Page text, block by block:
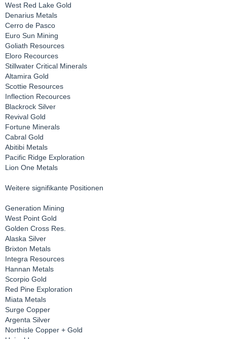
West Red Lake Gold
Denarius Metals
Cerro de Pasco
Euro Sun Mining
Goliath Resources
Eloro Recources
Stillwater Critical Minerals
Altamira Gold
Scottie Resources
Inflection Recources
Blackrock Silver
Revival Gold
Fortune Minerals
Cabral Gold
Abitibi Metals
Pacific Ridge Exploration
Lion One Metals
Weitere signifikante Positionen
Generation Mining
West Point Gold
Golden Cross Res.
Alaska Silver
Brixton Metals
Integra Resources
Hannan Metals
Scorpio Gold
Red Pine Exploration
Miata Metals
Surge Copper
Argenta Silver
Northisle Copper + Gold